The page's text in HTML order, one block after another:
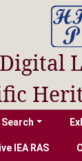
Digital
Search
IEA RAS